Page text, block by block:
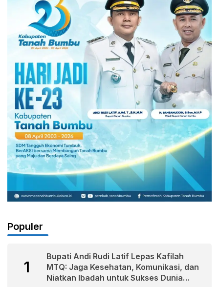
Populer
1
Bupati Andi Rudi Latif Lepas Kafilah
MTQ: Jaga Kesehatan, Komunikasi, dan
Niatkan Ibadah untuk Sukses Dunia